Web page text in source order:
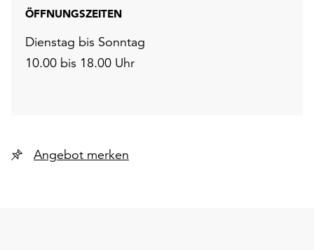
ÖFFNUNGSZEITEN
Dienstag bis Sonntag
10.00 bis 18.00 Uhr
Angebot merken